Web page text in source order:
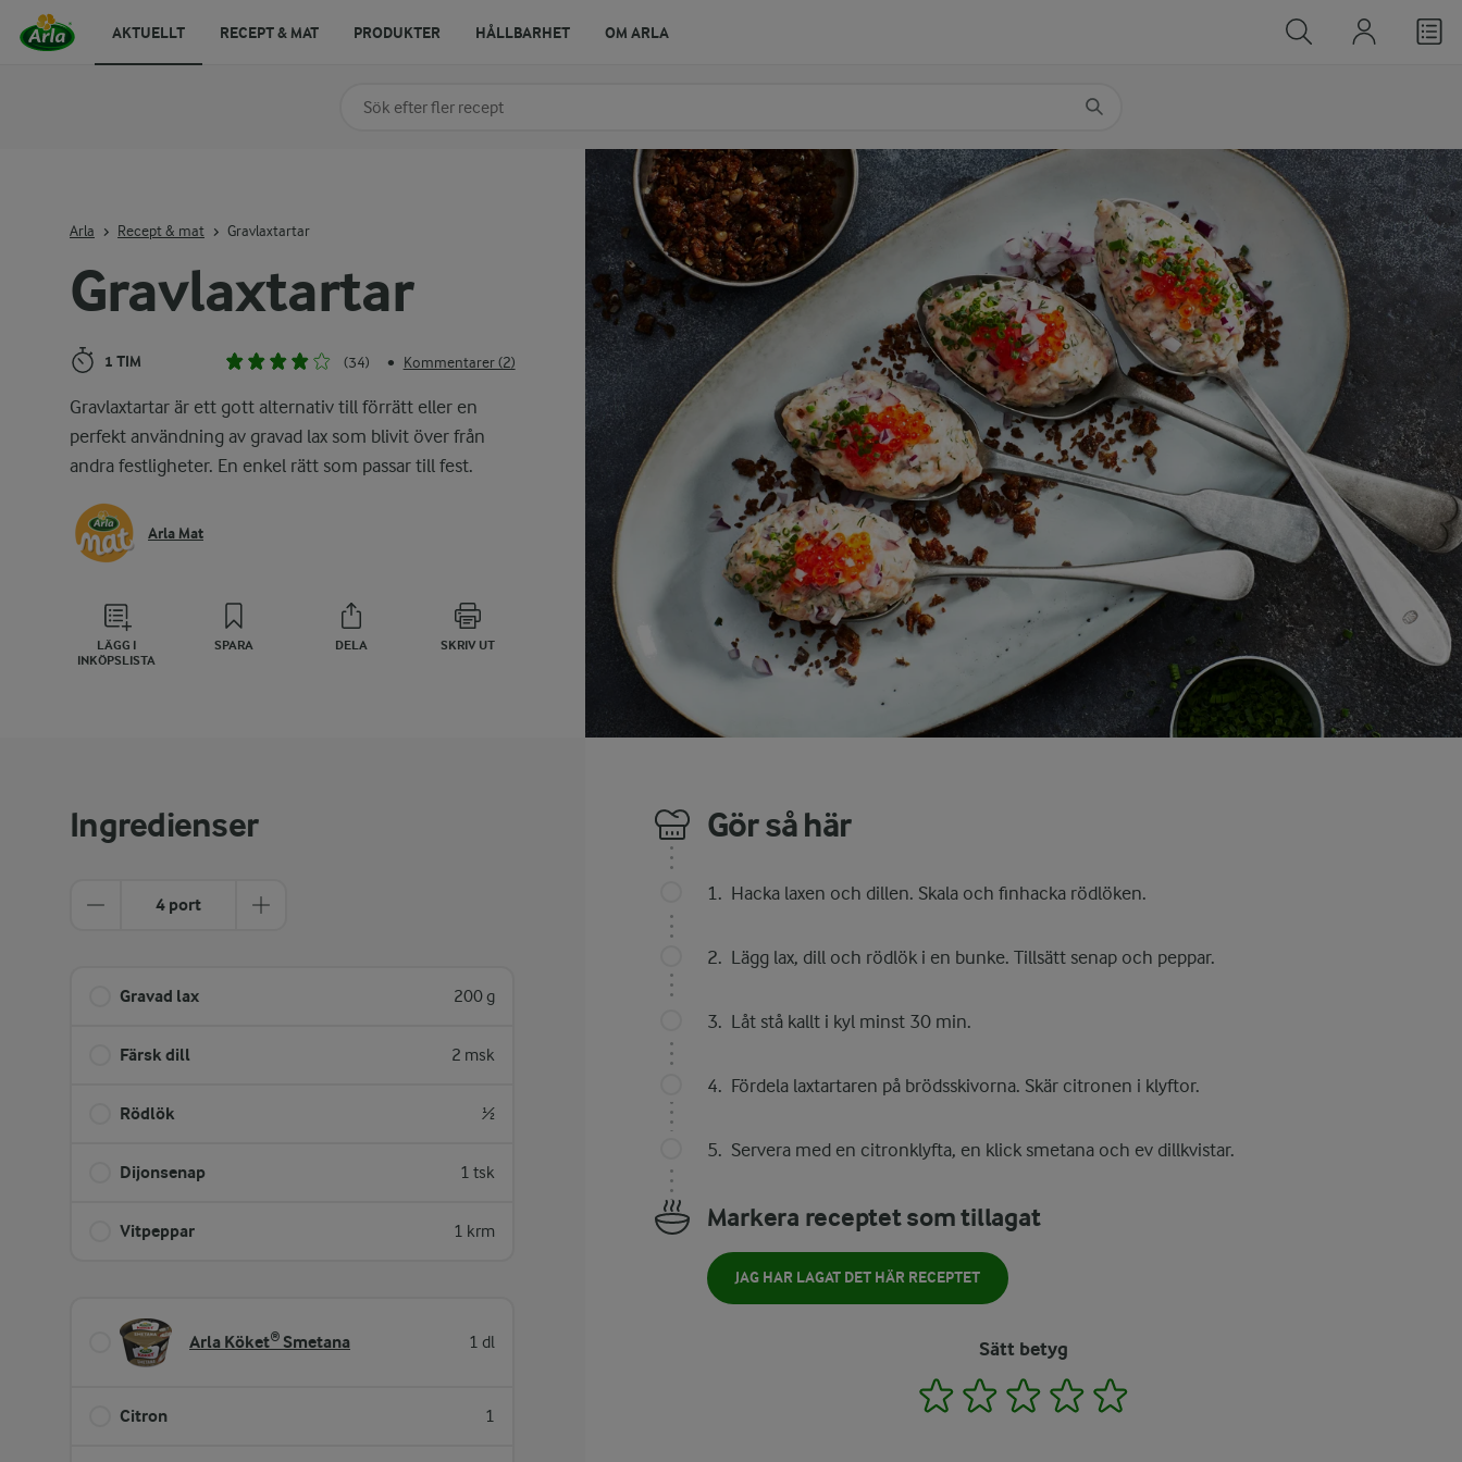
Gravlaxtartar
1 TIM (34) • Kommentarer (2)
Gravlaxtartar är ett gott alternativ till förrätt eller en
perfekt användning av gravad lax som blivit över från
andra festligheter. En enkel rätt som passar till fest.
Arla Mat
LÄGG I
INKÖPSLISTA
SPARA DELA SKRIV UT
Arla Recept & mat Gravlaxtartar
Ingredienser
4 port
Gravad lax 200 g
Färsk dill 2 msk
Rödlök ½
Dijonsenap 1 tsk
Vitpeppar 1 krm
Arla Köket® Smetana 1 dl
Citron 1
Gör så här
Hacka laxen och dillen. Skala och finhacka rödlöken.
Lägg lax, dill och rödlök i en bunke. Tillsätt senap och peppar.
Låt stå kallt i kyl minst 30 min.
Fördela laxtartaren på brödsskivorna. Skär citronen i klyftor.
Servera med en citronklyfta, en klick smetana och ev dillkvistar.
Markera receptet som tillagat
JAG HAR LAGAT DET HÄR RECEPTET
Sätt betyg
1 2 3 4
Sök på kategori eller ingrediens
AKTUELLT RECEPT & MAT PRODUKTER HÅLLBARHET OM ARLA